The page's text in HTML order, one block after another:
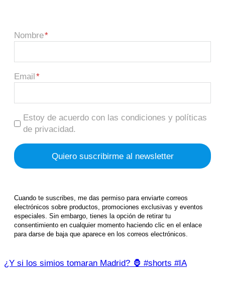
Nombre
Email
Estoy de acuerdo con las condiciones y políticas
de privacidad.
Cuando te suscribes, me das permiso para enviarte correos
electrónicos sobre productos, promociones exclusivas y eventos
especiales. Sin embargo, tienes la opción de retirar tu
consentimiento en cualquier momento haciendo clic en el enlace
para darse de baja que aparece en los correos electrónicos.
¿Y si los simios tomaran Madrid? 🦍 #shorts #IA